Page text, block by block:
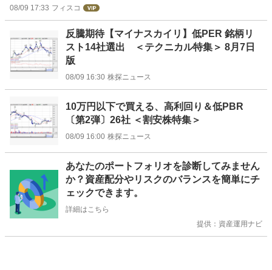
08/09 17:33 フィスコ
反騰期待【マイナスカイリ】低PER 銘柄リ
スト14社選出 ＜テクニカル特集＞ 8月7日
版
08/09 16:30 株探ニュース
10万円以下で買える、高利回り＆低PBR
〔第2弾〕26社 ＜割安株特集＞
08/09 16:00 株探ニュース
あなたのポートフォリオを診断してみません
か？資産配分やリスクのバランスを簡単にチ
ェックできます。
詳細はこちら
提供：資産運用ナビ